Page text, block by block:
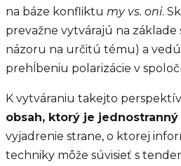
na báze konfliktu my vs. oni.
prevažne vytvárajú na
názoru na určitú tému) a vedú
prehĺbeniu polarizácie v
K vytváraniu takejto
obsah, ktorý je jednostranný
vyjadrenie strane, o ktorej
techniky môže súvisieť s